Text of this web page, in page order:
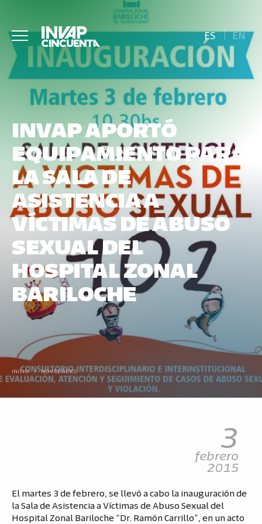
ES EN
INVAP APORTÓ
EQUIPAMIENTO PARA
LA SALA DE
ASISTENCIA A
VÍCTIMAS DE ABUSO
SEXUAL DEL
HOSPITAL ZONAL
BARILOCHE
INICIO / NOVEDADES
3
febrero
2015
El martes 3 de febrero, se llevó a cabo la inauguración de
la Sala de Asistencia a Víctimas de Abuso Sexual del
Hospital Zonal Bariloche “Dr. Ramón Carrillo”, en un acto